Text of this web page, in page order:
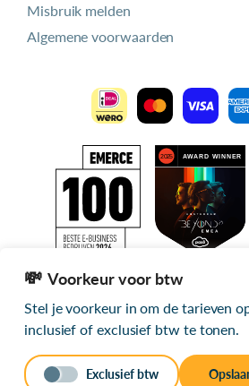
Misbruik melden
Algemene voorwaarden
Alle getoonde prijzen
Voorkeur voor btw
Stel je voorkeur in om de tarieven
inclusief of exclusief btw te tonen.
Exclusief btw